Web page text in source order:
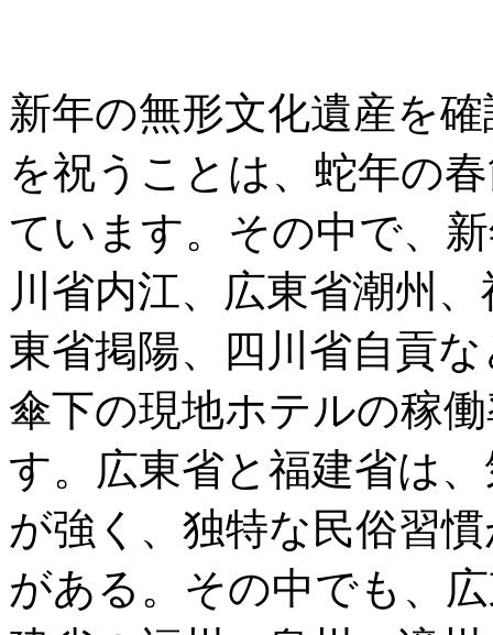
新年の無形文化遺産を
を祝うことは、蛇年の
ています。その中で、
川省内江、広東省潮州
東省掲陽、四川省自貢
傘下の現地ホテルの稼
す。広東省と福建省は
が強く、独特な民俗習
がある。その中でも、